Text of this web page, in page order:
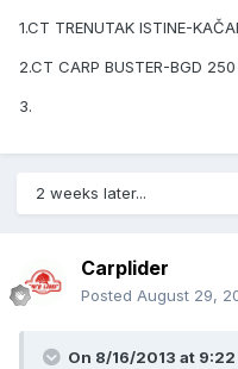
1.CT TRENUTAK ISTINE-
2.CT CARP BUSTER-BGD 250
3.
2 weeks later...
Carplider
Posted August 29,
On 8/16/2013 at